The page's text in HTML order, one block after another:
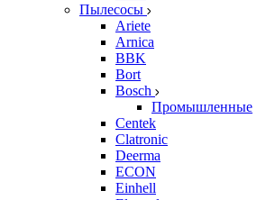
Пылесосы
Ariete
Arnica
BBK
Bort
Bosch
Промышленные
Centek
Clatronic
Deerma
ECON
Einhell